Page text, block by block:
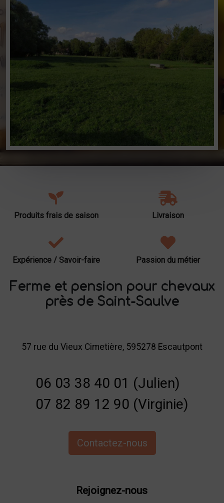
Produits frais de saison Livraison
Expérience / Savoir-faire Passion du métier
Ferme et pension pour chevaux
près de Saint-Saulve
57 rue du Vieux Cimetière, 595278 Escautpont
06 03 38 40 01 (Julien)
07 82 89 12 90 (Virginie)
Contactez-nous
Rejoignez-nous